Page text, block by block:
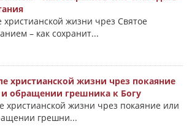
жизни чрез Святое
– как сохранит...
христианской жизни чрез покаяние
обращении грешника к Богу
христианской жизни чрез покаяние или
грешни...